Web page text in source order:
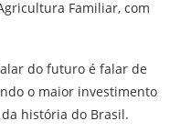
Familiar, com
do futuro é falar de
o maior investimento
história do Brasil.